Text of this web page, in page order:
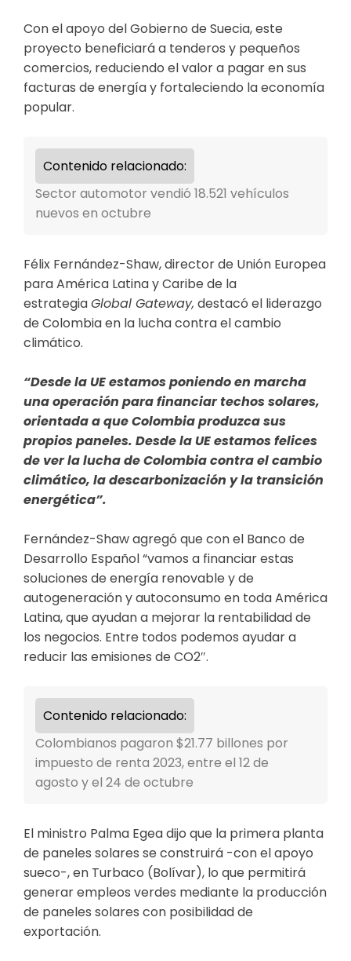
Con el apoyo del Gobierno de Suecia, este
proyecto beneficiará a tenderos y pequeños
comercios, reduciendo el valor a pagar en sus
facturas de energía y fortaleciendo la economía
popular.
Contenido relacionado:
Sector automotor vendió 18.521 vehículos
nuevos en octubre
Félix Fernández-Shaw, director de Unión Europea
para América Latina y Caribe de la
estrategiaGlobal Gateway, destacó el liderazgo
de Colombia en la lucha contra el cambio
climático.
“Desde la UE estamos poniendo en marcha
una operación para financiar techos solares,
orientada a que Colombia produzca sus
propios paneles. Desde la UE estamos felices
de ver la lucha de Colombia contra el cambio
climático, la descarbonización y la transición
energética”.
Fernández-Shaw agregó que con el Banco de
Desarrollo Español “vamos a financiar estas
soluciones de energía renovable y de
autogeneración y autoconsumo en toda América
Latina, que ayudan a mejorar la rentabilidad de
los negocios. Entre todos podemos ayudar a
reducir las emisiones de CO2″.
Contenido relacionado:
Colombianos pagaron $21.77 billones por
impuesto de renta 2023, entre el 12 de
agosto y el 24 de octubre
El ministro Palma Egea dijo que la primera planta
de paneles solares se construirá -con el apoyo
sueco-, en Turbaco (Bolívar), lo que permitirá
generar empleos verdes mediante la producción
de paneles solares con posibilidad de
exportación.